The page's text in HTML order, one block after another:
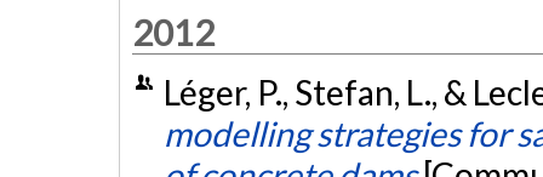
2012
Léger, P., Stefan, L., &
modelling strategies for